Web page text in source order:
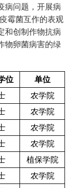
病问题，开展病
霉菌互作的表观
和创制作物抗病
物卵菌病害的绿
位
单位
农学院
农学院
农学院
农学院
植保学院
农学院